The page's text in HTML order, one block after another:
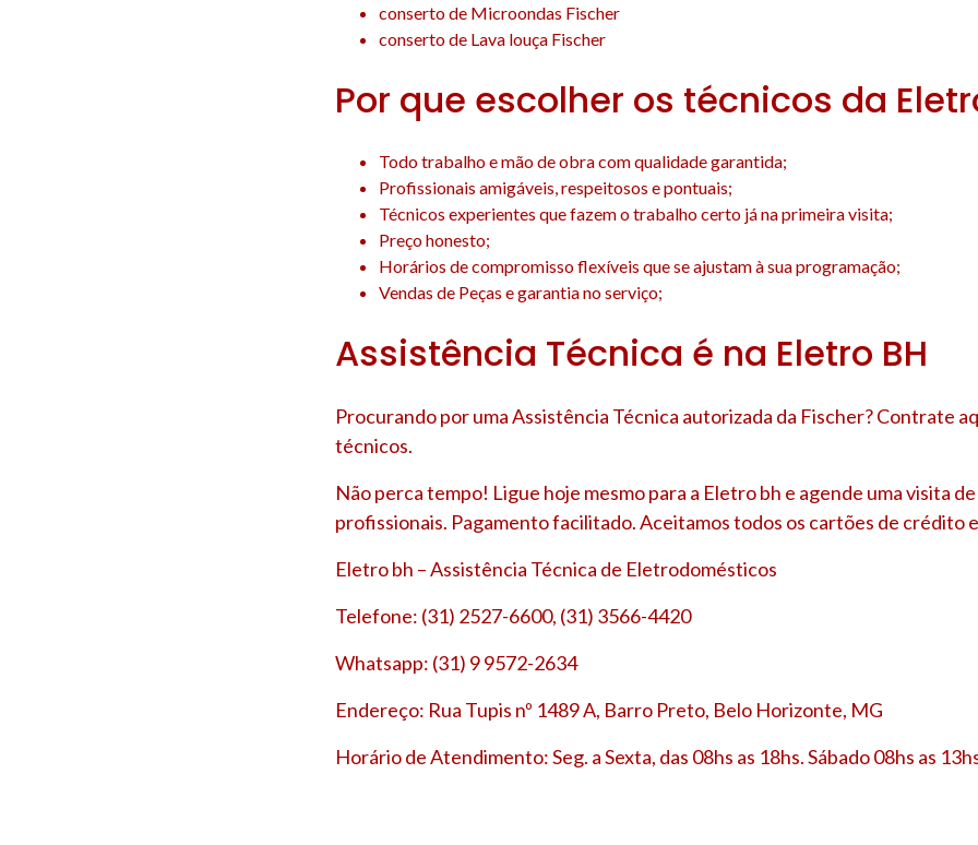
conserto de Microondas Fischer
conserto de Lava louça Fischer
Por que escolher os técnicos da
Todo trabalho e mão de obra com qualidade garantida;
Profissionais amigáveis, respeitosos e pontuais;
Técnicos experientes que fazem o trabalho certo já na primeira visita;
Preço honesto;
Horários de compromisso flexíveis que se ajustam à sua programação;
Vendas de Peças e garantia no serviço;
Assistência Técnica é na Eletro BH
Procurando por uma Assistência Técnica autorizada da Fischer? Contrate
técnicos.
Não perca tempo! Ligue hoje mesmo para a Eletro bh e agende uma visita
profissionais. Pagamento facilitado. Aceitamos todos os cartões de crédito
Eletro bh – Assistência Técnica de Eletrodomésticos
Telefone: (31) 2527-6600, (31) 3566-4420
Whatsapp: (31) 9 9572-2634
Endereço: Rua Tupis nº 1489 A, Barro Preto, Belo Horizonte, MG
Horário de Atendimento: Seg. a Sexta, das 08hs as 18hs. Sábado 08hs as